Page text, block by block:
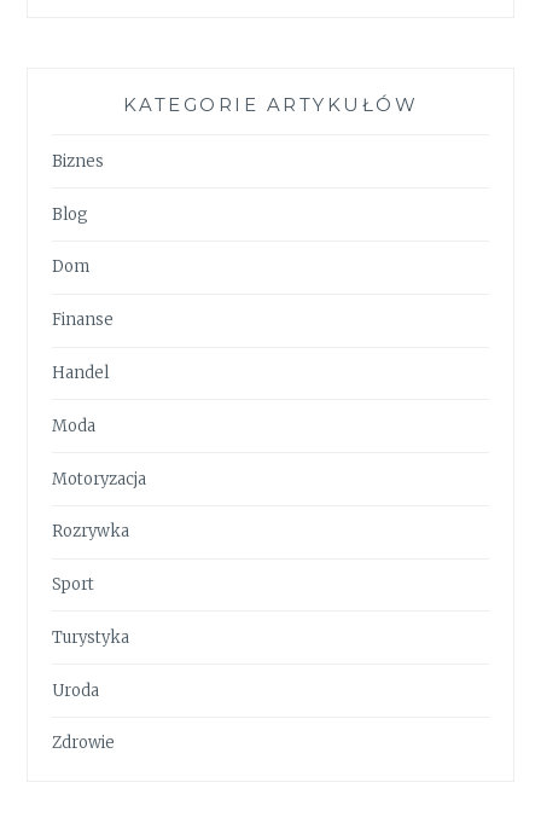
KATEGORIE ARTYKUŁÓW
Biznes
Blog
Dom
Finanse
Handel
Moda
Motoryzacja
Rozrywka
Sport
Turystyka
Uroda
Zdrowie